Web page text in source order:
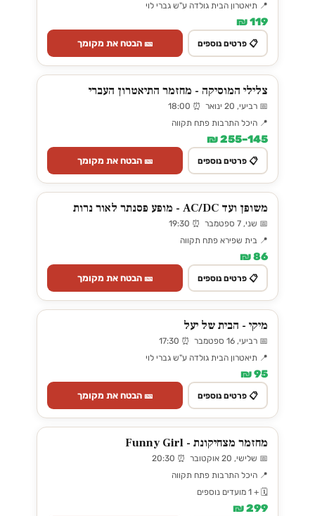
📍 תיאטרון הבית גולדה ע"ש גברי לוי
119 ₪
📋 פרטים נוספים 🎫 הבטח את מקומך
צלילי המוסיקה - מחזמר התיאטרון העברי
📅 רביעי, 20 ינואר ⏰ 18:00
📍 היכל התרבות פתח תקווה
145–255 ₪
📋 פרטים נוספים 🎫 הבטח את מקומך
משופן ועד AC/DC - מופע פסנתר לאור נרות
📅 שני, 7 ספטמבר ⏰ 19:30
📍 בית שפירא פתח תקווה
86 ₪
📋 פרטים נוספים 🎫 הבטח את מקומך
מיקי - הבית של יעל
📅 רביעי, 16 ספטמבר ⏰ 17:30
📍 תיאטרון הבית גולדה ע"ש גברי לוי
95 ₪
📋 פרטים נוספים 🎫 הבטח את מקומך
מחזמר מצחיקונת - Funny Girl
📅 שלישי, 20 אוקטובר ⏰ 20:30
📍 היכל התרבות פתח תקווה
🗓️ + 1 מועדים נוספים
299 ₪